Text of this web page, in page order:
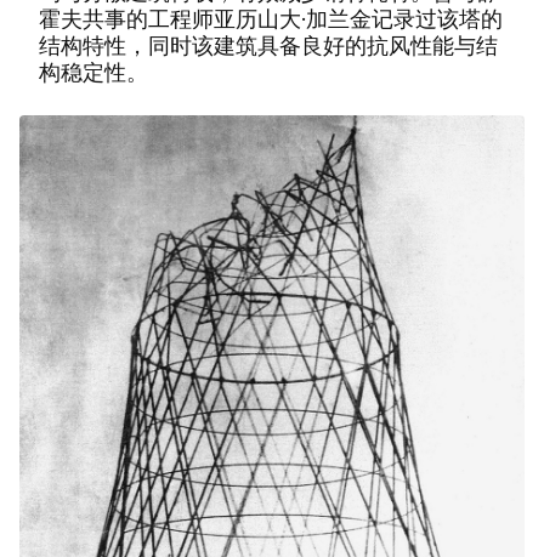
霍夫共事的工程师亚历山大·加兰金记录过该塔的
结构特性，同时该建筑具备良好的抗风性能与结
构稳定性。